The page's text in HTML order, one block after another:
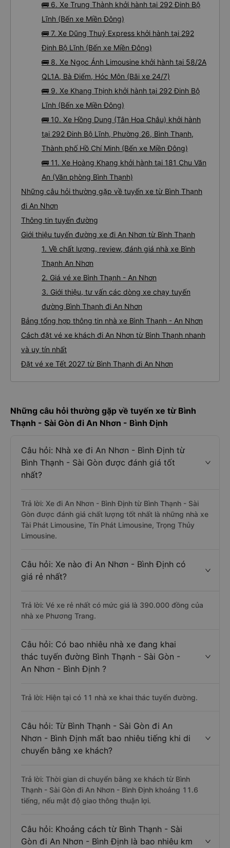
🚌 6. Xe Trung Thành khởi hành tại 292 Đinh Bộ
Lĩnh (Bến xe Miền Đông)
🚌 7. Xe Dũng Thuỷ Express khởi hành tại 292
Đinh Bộ Lĩnh (Bến xe Miền Đông)
🚌 8. Xe Ngọc Ánh Limousine khởi hành tại 58/2A
QL1A, Bà Điểm, Hóc Môn (Bãi xe 24/7)
🚌 9. Xe Khang Thịnh khởi hành tại 292 Đinh Bộ
Lĩnh (Bến xe Miền Đông)
🚌 10. Xe Hồng Dung (Tân Hoa Châu) khởi hành
tại 292 Đinh Bộ Lĩnh, Phường 26, Bình Thạnh,
Thành phố Hồ Chí Minh (Bến xe Miền Đông)
🚌 11. Xe Hoàng Khang khởi hành tại 181 Chu Văn
An (Văn phòng Bình Thạnh)
Những câu hỏi thường gặp về tuyến xe từ Bình Thạnh
đi An Nhơn
Thông tin tuyến đường
Giới thiệu tuyến đường xe đi An Nhơn từ Bình Thạnh
1. Về chất lượng, review, đánh giá nhà xe Bình
Thạnh An Nhơn
2. Giá vé xe Bình Thạnh - An Nhơn
3. Giới thiệu, tư vấn các dòng xe chạy tuyến
đường Bình Thạnh đi An Nhơn
Bảng tổng hợp thông tin nhà xe Bình Thạnh - An Nhơn
Cách đặt vé xe khách đi An Nhơn từ Bình Thạnh nhanh
và uy tín nhất
Đặt vé xe Tết 2027 từ Bình Thạnh đi An Nhơn
Những câu hỏi thường gặp về tuyến xe từ Bình
Thạnh - Sài Gòn đi An Nhơn - Bình Định
Câu hỏi: Nhà xe đi An Nhơn - Bình Định từ
Bình Thạnh - Sài Gòn được đánh giá tốt
nhất?
Trả lời: Xe đi An Nhơn - Bình Định từ Bình Thạnh - Sài
Gòn được đánh giá chất lượng tốt nhất là những nhà xe
Tài Phát Limousine, Tín Phát Limousine, Trọng Thủy
Limousine.
Câu hỏi: Xe nào đi An Nhơn - Bình Định có
giá rẻ nhất?
Trả lời: Vé xe rẻ nhất có mức giá là 390.000 đồng của
nhà xe Phương Trang.
Câu hỏi: Có bao nhiêu nhà xe đang khai
thác tuyến đường Bình Thạnh - Sài Gòn -
An Nhơn - Bình Định ?
Trả lời: Hiện tại có 11 nhà xe khai thác tuyến đường.
Câu hỏi: Từ Bình Thạnh - Sài Gòn đi An
Nhơn - Bình Định mất bao nhiêu tiếng khi di
chuyển bằng xe khách?
Trả lời: Thời gian di chuyển bằng xe khách từ Bình
Thạnh - Sài Gòn đi An Nhơn - Bình Định khoảng 11.6
tiếng, nếu mật độ giao thông thuận lợi.
Câu hỏi: Khoảng cách từ Bình Thạnh - Sài
Gòn đi An Nhơn - Bình Định là bao nhiêu km